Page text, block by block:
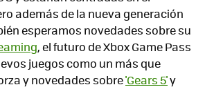
además de la nueva generación
esperamos novedades sobre su
, el futuro de Xbox Game Pass
juegos como un más que
y novedades sobre'Gears 5'y